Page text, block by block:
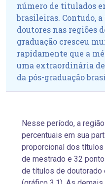
número de titulados
brasileiras. Contudo,
doutores nas regiões
graduação cresceu
rapidamente que a
uma extraordinária
da pós-graduação
Nesse período, a
percentuais em sua
proporcional dos
de mestrado e 32
de títulos de doutorado